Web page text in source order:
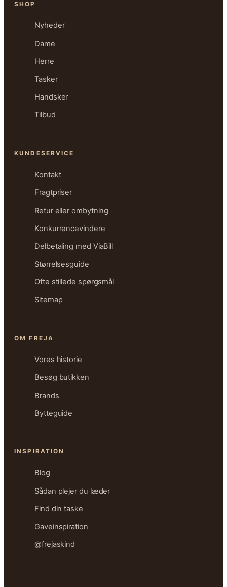
SHOP
Nyheder
Dame
Herre
Tasker
Handsker
Tilbud
KUNDESERVICE
Kontakt
Fragtpriser
Retur eller ombytning
Konkurrencevindere
Delbetaling med ViaBill
Størrelsesguide
Ofte stillede spørgsmål
Sitemap
OM FREJA
Vores historie
Besøg butikken
Brands
Bytteguide
INSPIRATION
Blog
Sådan plejer du læder
Find din taske
Gaveinspiration
@frejaskind